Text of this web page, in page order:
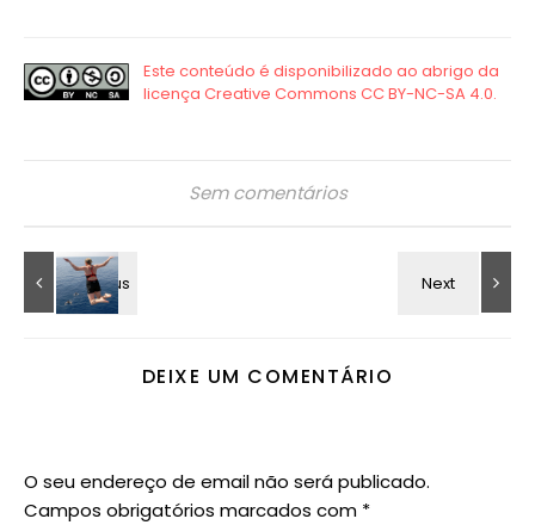
Sem comentários
DEIXE UM COMENTÁRIO
O seu endereço de email não será publicado.
Campos obrigatórios marcados com *